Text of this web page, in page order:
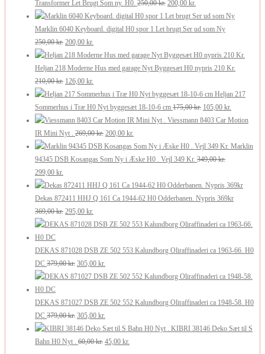
Transformer Let Brugt Som ny. H0. 250,00kr. Den
oprindelige
pris
250,00 kr..
200,00 kr.
aktuelle
pris
200,00 kr..
Marklin 6040 Keyboard. digital H0 spor 1 Let brugt Ser ud som Ny
250,00kr. Den
oprindelige
pris
var:
250,00 kr..
200,00 kr.
aktuelle
pris
200,00 kr..
Heljan 218 Moderne Hus med garage Nyt Byggesæt H0 nypris 210 Kr.
210,00kr. Den
oprindelige
pris
var:
210,00 kr..
126,00 kr.
aktuelle
pris
er:
126,00 kr..
Heljan 217
Sommerhus i Træ H0 Nyt byggesæt 18-10-6 cm 175,00kr. Den
oprindelige
var:
175,00 kr..
105,00 kr.
aktuelle
er:
105,00 kr..
Viessmann 8403 Car Motion
IR Mini Nyt .
269,00kr. Den
oprindelige
pris
269,00 kr..
200,00 kr.
aktuelle
pris
200,00 kr..
Marklin
94345 DSB Kosangas Som Ny i Æske H0 . Vejl 349 Kr. 349,00kr.
Den
oprindelige
pris
var:
349,00 kr..
299,00 kr.
aktuelle
pris
er:
299,00 kr..
Dekas 872411 HHJ Q 161 Ca 1944-62 H0 Odderbanen. Nypris 369kr
369,00kr. Den
oprindelige
var:
369,00 kr..
295,00 kr.
aktuelle
er:
295,00 kr..
DEKAS 871028 DSB ZE 502 553 Kalundborg Oliraffinaderi ca 1963-66. H0
DC 379,00kr. Den
oprindelige
var:
379,00 kr..
305,00 kr.
aktuelle
er:
DEKAS 871027 DSB ZE 502 552 Kalundborg Oliraffinaderi ca 1948-58. H0
DC 379,00kr. Den
oprindelige
pris
305,00 kr.
aktuelle
pris
KIBRI 38146 Deko Sæt til S
Bahn H0 Nyt .
60,00kr. Den
45,00 kr.